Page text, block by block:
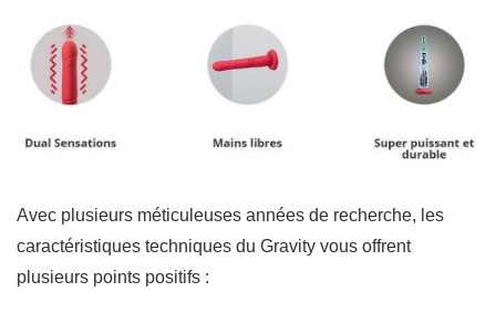
Avec plusieurs méticuleuses années de recherche, les
caractéristiques techniques du Gravity vous offrent
plusieurs points positifs :